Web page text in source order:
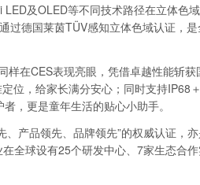
及OLED等不同技术路径在立体色
过德国莱茵TÜV感知立体色域认证，
在CES表现亮眼，凭借卓越性能斩
位，给家长满分安心；同时支持IP68
，更是童年生活的贴心小助手。
产品领先、品牌领先”的权威认证，
全球设有25个研发中心、7家生态合